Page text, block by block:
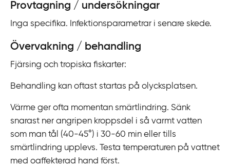
Provtagning / undersökningar
Inga specifika. Infektionsparametrar i senare skede.
Övervakning / behandling
Fjärsing och tropiska fiskarter:
Behandling kan oftast startas på olycksplatsen.
Värme ger ofta momentan smärtlindring. Sänk
snarast ner angripen kroppsdel i så varmt vatten
som man tål (40-45°) i 30-60 min eller tills
smärtlindring upplevs. Testa temperaturen på vattnet
med oaffekterad hand först.